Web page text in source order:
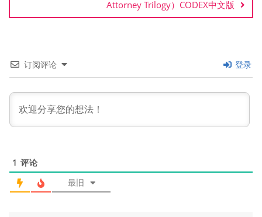
Attorney Trilogy）CODEX中文版
订阅评论 登录
1 评论
最旧